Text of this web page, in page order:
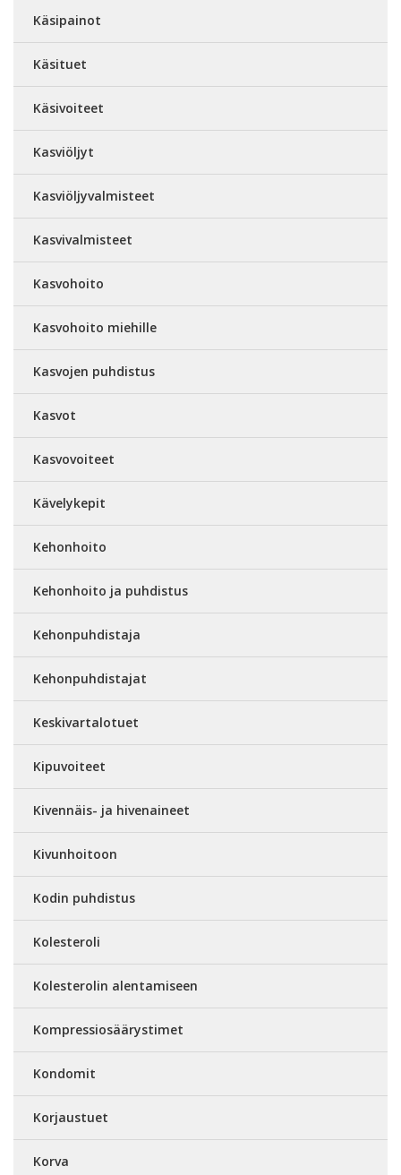
Käsipainot
Käsituet
Käsivoiteet
Kasviöljyt
Kasviöljyvalmisteet
Kasvivalmisteet
Kasvohoito
Kasvohoito miehille
Kasvojen puhdistus
Kasvot
Kasvovoiteet
Kävelykepit
Kehonhoito
Kehonhoito ja puhdistus
Kehonpuhdistaja
Kehonpuhdistajat
Keskivartalotuet
Kipuvoiteet
Kivennäis- ja hivenaineet
Kivunhoitoon
Kodin puhdistus
Kolesteroli
Kolesterolin alentamiseen
Kompressiosäärystimet
Kondomit
Korjaustuet
Korva